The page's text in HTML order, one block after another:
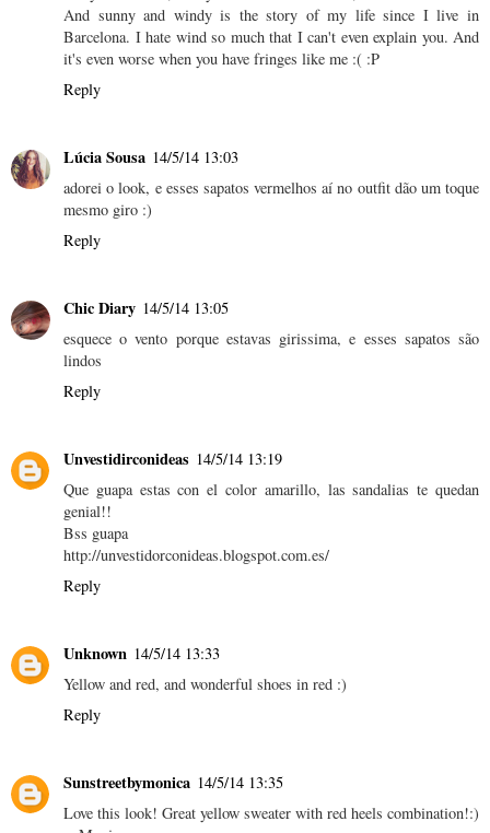
And sunny and windy is the story of my life since I live in
Barcelona. I hate wind so much that I can't even explain you. And
it's even worse when you have fringes like me :( :P
Reply
Lúcia Sousa 14/5/14 13:03
adorei o look, e esses sapatos vermelhos aí no outfit dão um toque
mesmo giro :)
Reply
Chic Diary 14/5/14 13:05
esquece o vento porque estavas girissima, e esses sapatos são
lindos
Reply
Unvestidirconideas 14/5/14 13:19
Que guapa estas con el color amarillo, las sandalias te quedan
genial!!
Bss guapa
http://unvestidorconideas.blogspot.com.es/
Reply
Unknown 14/5/14 13:33
Yellow and red, and wonderful shoes in red :)
Reply
Sunstreetbymonica 14/5/14 13:35
Love this look! Great yellow sweater with red heels combination!:)